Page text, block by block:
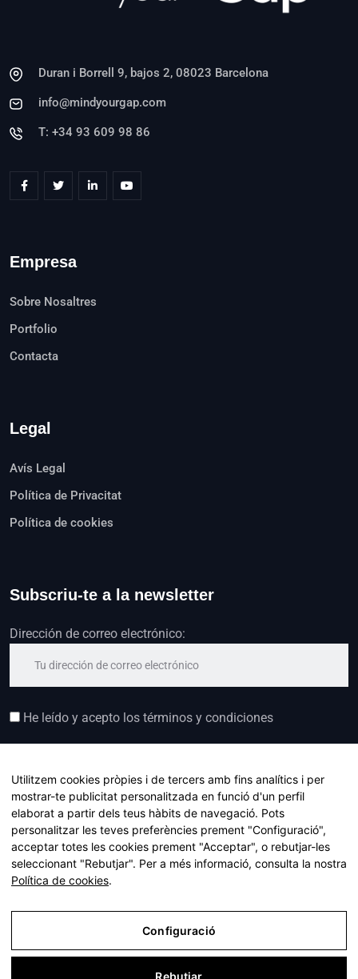
Duran i Borrell 9, bajos 2, 08023 Barcelona
info@mindyourgap.com
T: +34 93 609 98 86
Empresa
Sobre Nosaltres
Portfolio
Contacta
Legal
Avís Legal
Política de Privacitat
Política de cookies
Subscriu-te a la newsletter
Dirección de correo electrónico:
He leído y acepto los términos y condiciones
Copyright © 2023 Mind Your Gap. All Rights Reserved
Utilitzem cookies pròpies i de tercers amb fins analítics i per
mostrar-te publicitat personalitzada en funció d'un perfil
elaborat a partir dels teus hàbits de navegació. Pots
personalitzar les teves preferències prement "Configuració",
acceptar totes les cookies prement "Acceptar", o rebutjar-les
seleccionant "Rebutjar". Per a més informació, consulta la nostra
Política de cookies.
Configuració
Rebutjar
Avís Legal